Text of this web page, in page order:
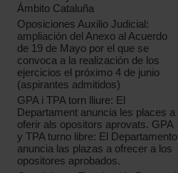
Ámbito Cataluña
Oposiciones Auxilio Judicial:
ampliación del Anexo al Acuerdo
de 19 de Mayo por el que se
convoca a la realización de los
ejercicios el próximo 4 de junio
(aspirantes admitidos)
GPA i TPA torn lliure: El
Departament anuncia les places a
oferir als opositors aprovats. GPA
y TPA turno libre: El Departamento
anuncia las plazas a ofrecer a los
opositores aprobados.